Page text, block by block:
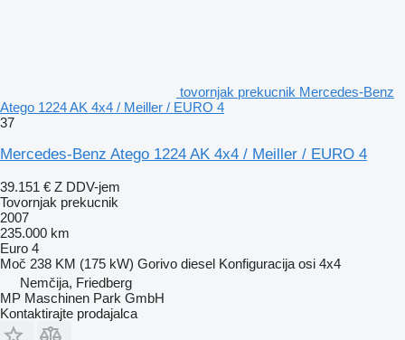
tovornjak prekucnik Mercedes-Benz
Atego 1224 AK 4x4 / Meiller / EURO 4
37
Mercedes-Benz Atego 1224 AK 4x4 / Meiller / EURO 4
39.151 € Z DDV-jem
Tovornjak prekucnik
2007
235.000 km
Euro 4
Moč 238 KM (175 kW) Gorivo diesel Konfiguracija osi 4x4
Nemčija, Friedberg
MP Maschinen Park GmbH
Kontaktirajte prodajalca